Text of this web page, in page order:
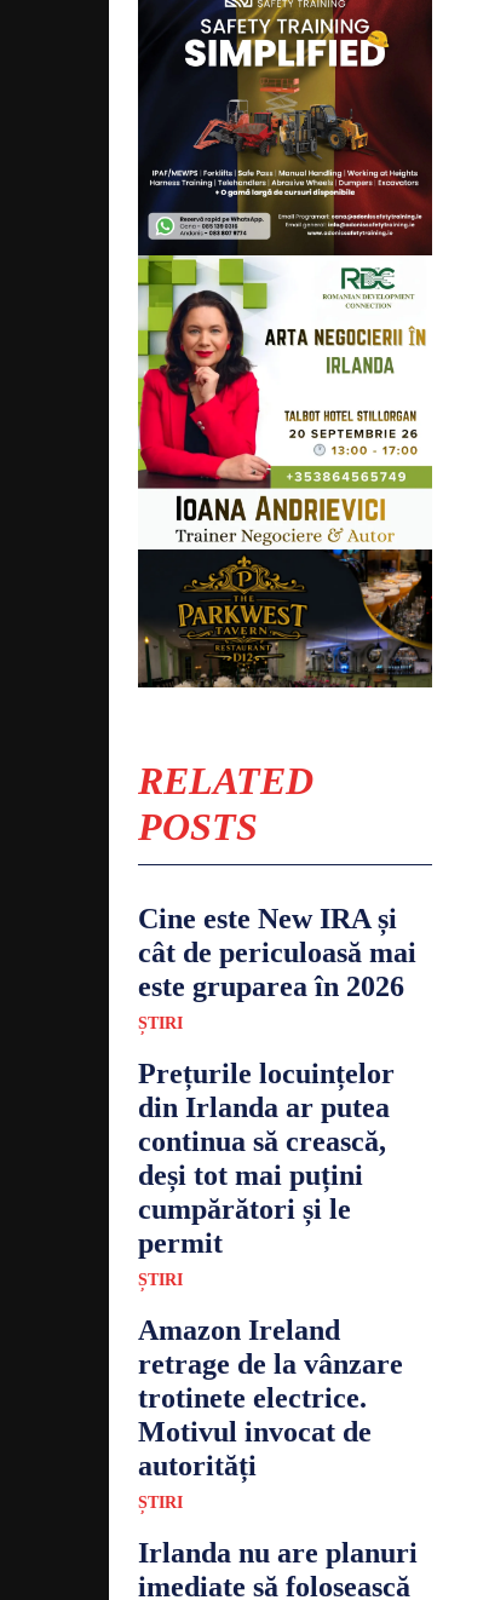
RELATED
POSTS
Cine este New IRA și
cât de periculoasă mai
este gruparea în 2026
ȘTIRI
Prețurile locuințelor
din Irlanda ar putea
continua să crească,
deși tot mai puțini
cumpărători și le
permit
ȘTIRI
Amazon Ireland
retrage de la vânzare
trotinete electrice.
Motivul invocat de
autorități
ȘTIRI
Irlanda nu are planuri
imediate să folosească